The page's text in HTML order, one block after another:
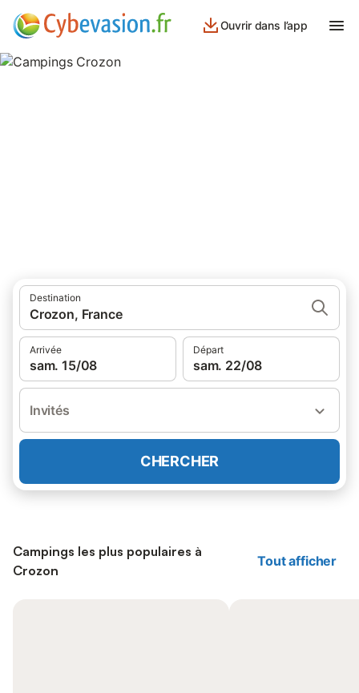
Ouvrir dans l’app
Destination
Crozon, France
Arrivée
sam. 15/08
Départ
sam. 22/08
Invités
CHERCHER
Campings les plus populaires à
Crozon
Tout afficher